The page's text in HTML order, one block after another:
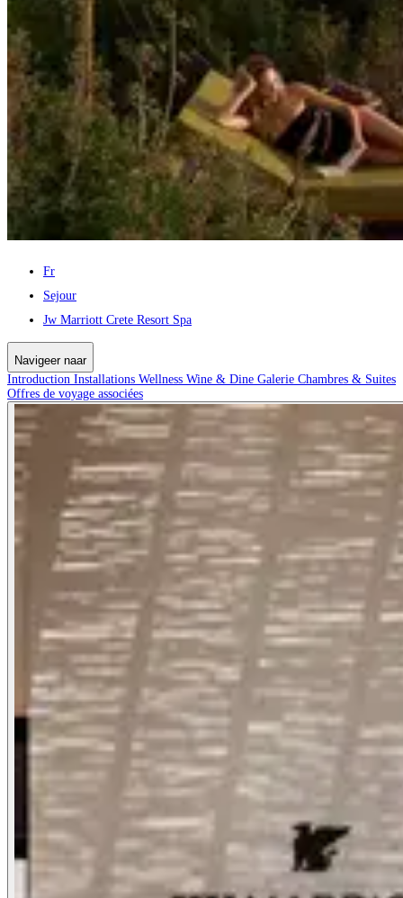
Fr
Sejour
Jw Marriott Crete Resort Spa
Navigeer naar
Introduction Installations Wellness Wine & Dine Galerie Chambres & Suites
Offres de voyage associées